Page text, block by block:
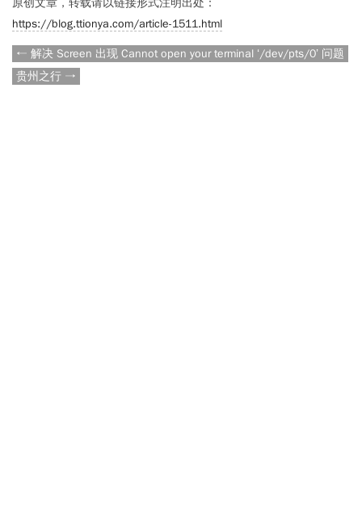
原创文章，转载请以链接形式注明出处：
https://blog.ttionya.com/article-1511.html
← 解决 Screen 出现 Cannot open your terminal ‘/dev/pts/0’ 问题
贵州之行 →